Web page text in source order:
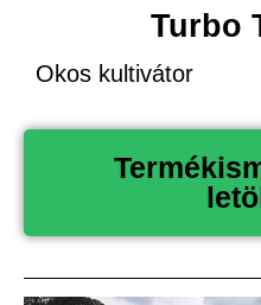
Turbo
Okos kultivátor